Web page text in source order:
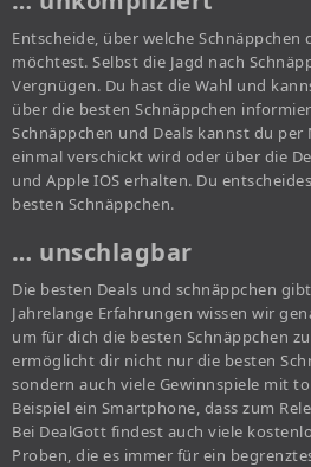
Entscheide, über welche
möchtest. Selbst die Jagd nach
Vergnügen. Du hast die Wahl und
über die besten Schnäppchen
Schnäppchen und Deals kannst du per
einmal verschickt wird oder über die
und Apple IOS erhalten. Du
besten Schnäppchen.
… unschlagbar
Die besten Deals und schnäppchen
Jahrelange Erfahrungen wissen wir
um für dich die besten Schnäppchen
ermöglicht dir nicht nur die besten
sondern auch viele Gewinnspiele mit
Beispiel ein Smartphone, dass zum
Bei DealGott findest auch viele
Proben, die es immer für ein